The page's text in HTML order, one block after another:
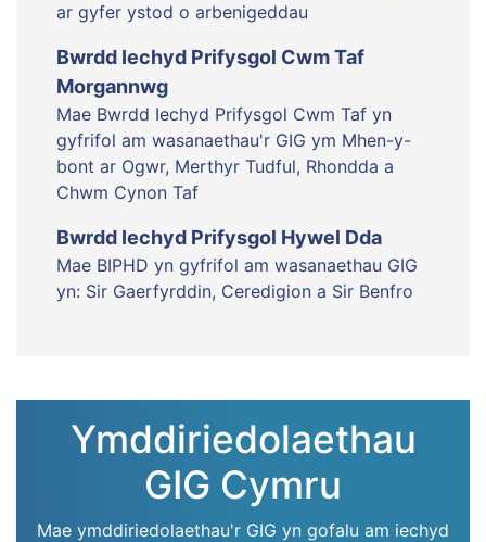
ar gyfer ystod o arbenigeddau
Bwrdd Iechyd Prifysgol Cwm Taf
Morgannwg
Mae Bwrdd Iechyd Prifysgol Cwm Taf yn
gyfrifol am wasanaethau'r GIG ym Mhen-y-
bont ar Ogwr, Merthyr Tudful, Rhondda a
Chwm Cynon Taf
Bwrdd Iechyd Prifysgol Hywel Dda
Mae BIPHD yn gyfrifol am wasanaethau GIG
yn: Sir Gaerfyrddin, Ceredigion a Sir Benfro
Ymddiriedolaethau
GIG Cymru
Mae ymddiriedolaethau'r GIG yn gofalu am iechyd